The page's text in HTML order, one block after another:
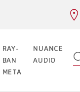
RAY-
BAN
META
NUANCE
AUDIO